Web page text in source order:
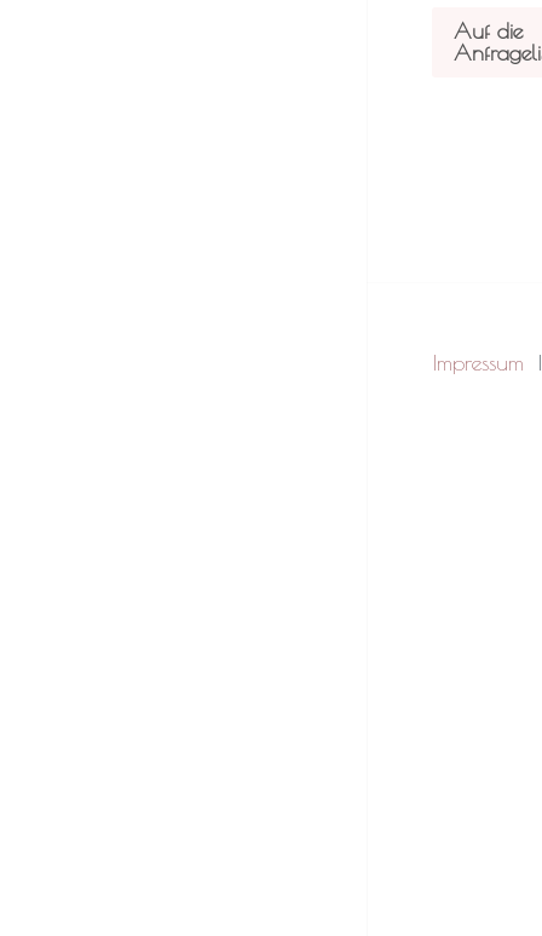
Auf die
Impressum